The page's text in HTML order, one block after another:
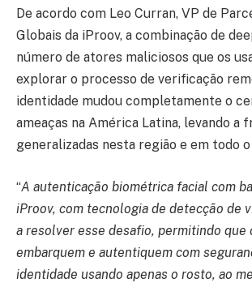
De acordo com Leo Curran, VP de
Globais da iProov, a combinação de
número de atores maliciosos que os
explorar o processo de verificação
identidade mudou completamente o
ameaças na América Latina, levando a
generalizadas nesta região e em todo
“A autenticação biométrica facial com
iProov, com tecnologia de detecção de
a resolver esse desafio, permitindo que
embarquem e autentiquem com
identidade usando apenas o rosto, ao